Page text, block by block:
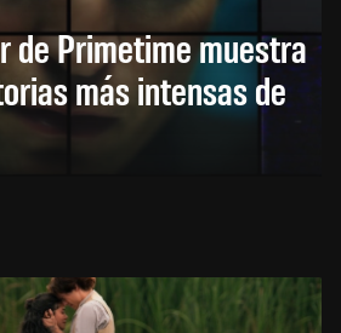
de Primetime muestra
más intensas de